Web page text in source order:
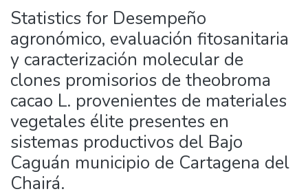
All of DSpace
Statistics for Desempeño
agronómico, evaluación fitosanitaria
y caracterización molecular de
clones promisorios de theobroma
cacao L. provenientes de materiales
vegetales élite presentes en
sistemas productivos del Bajo
Caguán municipio de Cartagena del
Chairá.